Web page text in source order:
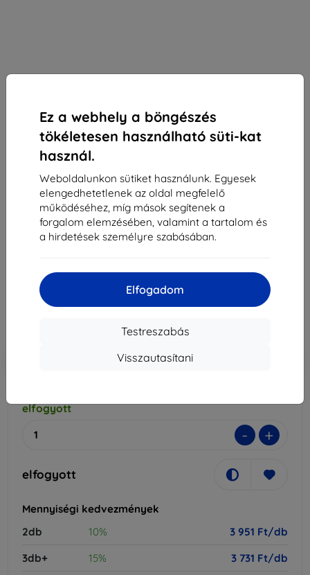
Ez a webhely a böngészés
tökéletesen használható süti-kat
használ.
Weboldalunkon sütiket használunk. Egyesek
elengedhetetlenek az oldal megfelelő
működéséhez, míg mások segítenek a
forgalom elemzésében, valamint a tartalom és
a hirdetések személyre szabásában.
Elfogadom
Testreszabás
Visszautasítani
KIJELZŐVÉDŐ FÓLIA 3MK Silver Protect+ Huawei
Mate 40 Wet-mounted Antimicrobial film
Alkalmas: Huawei Mate 40
4 390 Ft
3 951 Ft
Kedvezmény kuponnalEXTRA10
elfogyott
- +
elfogyott
Mennyiségi kedvezmények
2db
10%
3 951 Ft/db
3db+
15% 3 731 Ft/db